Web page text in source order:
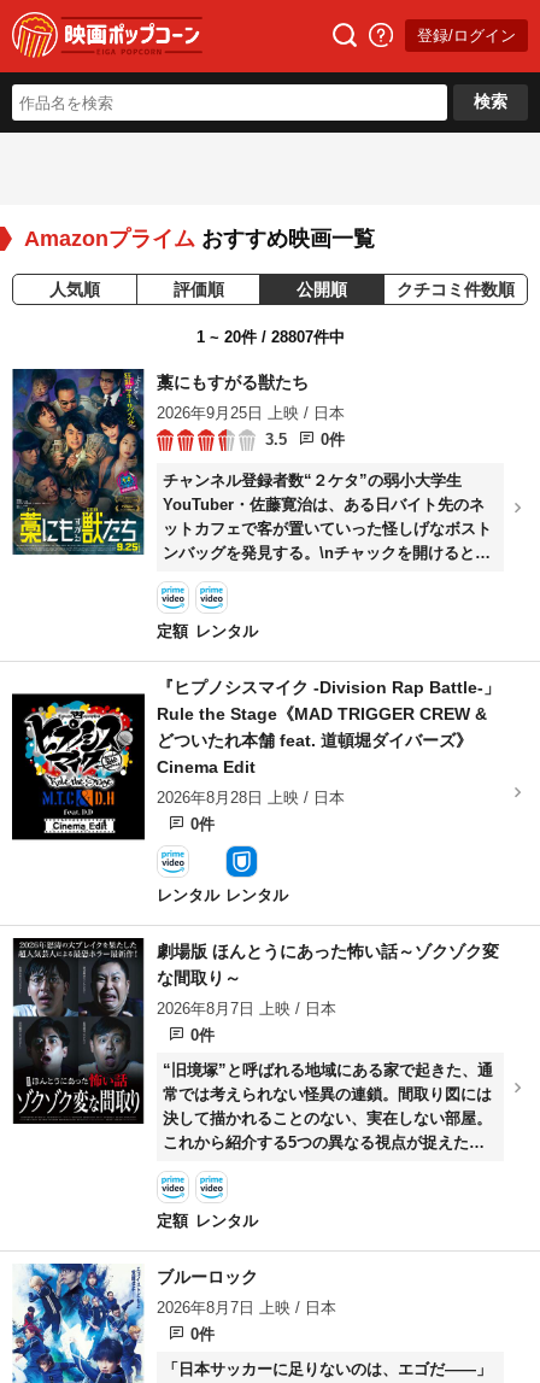
登録/ログイン
検索
Amazonプライム おすすめ映画一覧
人気順 評価順 公開順 クチコミ件数順
1 ~ 20件 / 28807件中
藁にもすがる獣たち
2026年9月25日 上映 / 日本
3.5
0件
チャンネル登録者数“２ケタ”の弱小大学生
YouTuber・佐藤寛治は、ある日バイト先のネ
ットカフェで客が置いていった怪しげなボスト
ンバッグを発見する。\nチャックを開けると、
そこにはなんと1億円分の札束が入っていた！
寛治は思わずバッグを持ち去ってしまうのだ
が、そこにはボケ始めた祖母との暮らしが理由
官・江波戸良介は、ヤクザの親分・郷田巌から
借りた金を返せずにいた。堀田の組員でおかっ
ぱ怪力男・エリンギらの追い込みが厳しさを増
し「ヤバい」状況だが、そんな良介のもとに思
わぬ金の話が舞い込む。また、夜の気配を漂わ
せる悪女の“し～な”は、投資の失敗で多額の借
金を抱えたワケあり主婦・庄田美奈に近づき保
険金絡みの怪しげな計画を企てる。\nそんな
中、山中で発見された遺体。無関係だったはず
の彼らの人生はやがて“1億円”によって交錯し
カフェに置かれていたのか？欲望剥き出しのマ
ネーサバイバルが今、開幕する！“１億円”は誰
の手に！？それぞれが抱える闇と欲望が渦巻く
中、獣たちが最後に目にした光景とはー
定額 レンタル
『ヒプノシスマイク -Division Rap Battle-」
Rule the Stage《MAD TRIGGER CREW &
どついたれ本舗 feat. 道頓堀ダイバーズ》
Cinema Edit
2026年8月28日 上映 / 日本
0件
レンタル レンタル
劇場版 ほんとうにあった怖い話～ゾクゾク変
な間取り～
2026年8月7日 上映 / 日本
0件
“旧境塚”と呼ばれる地域にある家で起きた、通
常では考えられない怪異の連鎖。間取り図には
決して描かれることのない、実在しない部屋。
これから紹介する5つの異なる視点が捉えた記
録は、現実世界の境界線がいかに脆く不安定で
あるかを証明しているのかもしれない……。
定額 レンタル
ブルーロック
2026年8月7日 上映 / 日本
0件
「日本サッカーに足りないのは、エゴだ――」